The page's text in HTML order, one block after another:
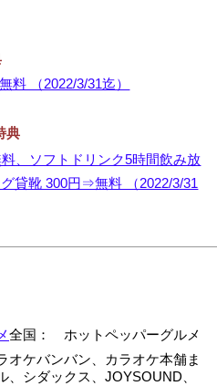
料 （2022/3/31迄）
典
、ソフトドリンク5時間飲み放
貸靴 300円⇒無料 （2022/3/31
全国： ホットペッパーグルメ
オケバンバン、カラオケ本舗ま
、シダックス、JOYSOUND、